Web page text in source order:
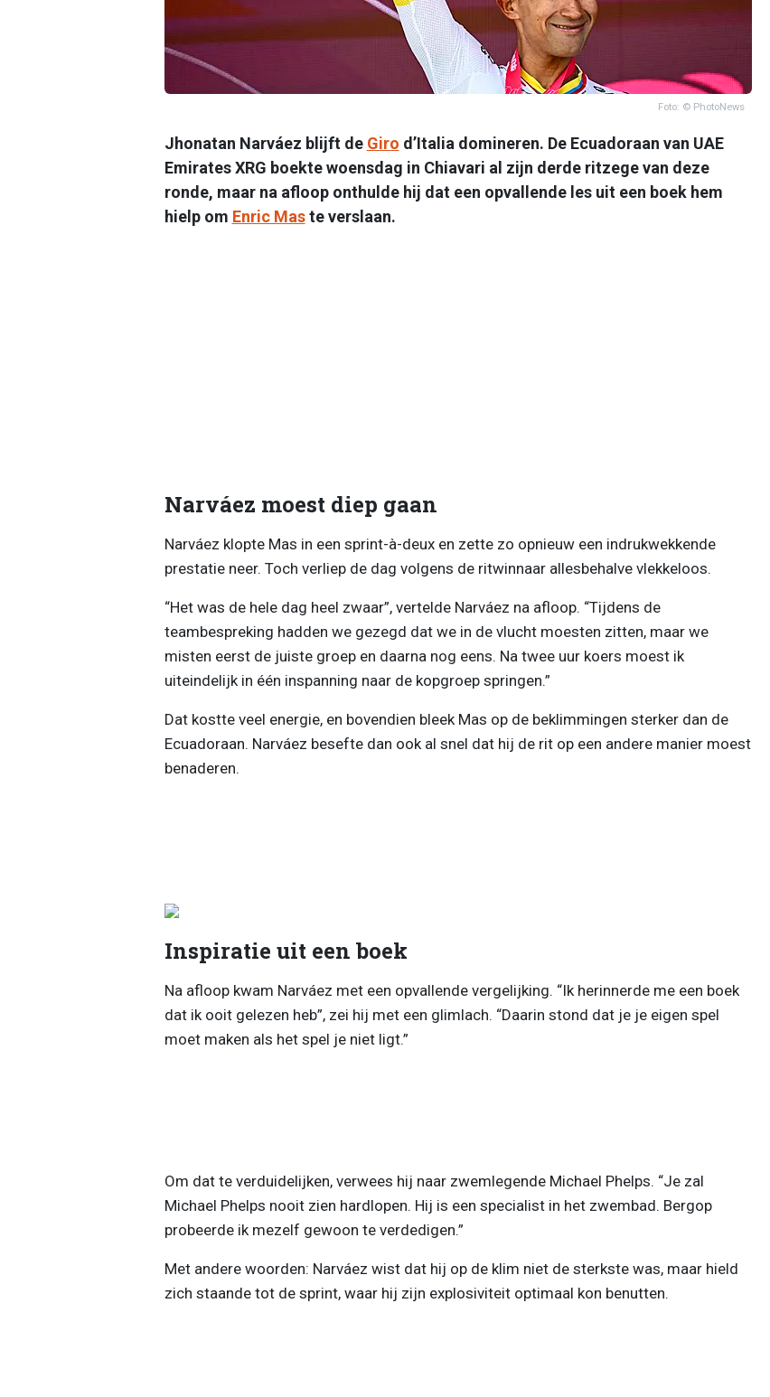
Foto: © PhotoNews
Jhonatan Narváez blijft de Giro d’Italia domineren. De Ecuadoraan van UAE
Emirates XRG boekte woensdag in Chiavari al zijn derde ritzege van deze
ronde, maar na afloop onthulde hij dat een opvallende les uit een boek hem
hielp om Enric Maste verslaan.
Narváez moest diep gaan
Narváez klopte Mas in een sprint-à-deux en zette zo opnieuw een indrukwekkende
prestatie neer. Toch verliep de dag volgens de ritwinnaar allesbehalve vlekkeloos.
“Het was de hele dag heel zwaar”, vertelde Narváez na afloop. “Tijdens de
teambespreking hadden we gezegd dat we in de vlucht moesten zitten, maar we
misten eerst de juiste groep en daarna nog eens. Na twee uur koers moest ik
uiteindelijk in één inspanning naar de kopgroep springen.”
Dat kostte veel energie, en bovendien bleek Mas op de beklimmingen sterker dan de
Ecuadoraan. Narváez besefte dan ook al snel dat hij de rit op een andere manier moest
benaderen.
Inspiratie uit een boek
Na afloop kwam Narváez met een opvallende vergelijking. “Ik herinnerde me een boek
dat ik ooit gelezen heb”, zei hij met een glimlach. “Daarin stond dat je je eigen spel
moet maken als het spel je niet ligt.”
Om dat te verduidelijken, verwees hij naar zwemlegende Michael Phelps. “Je zal
Michael Phelps nooit zien hardlopen. Hij is een specialist in het zwembad. Bergop
probeerde ik mezelf gewoon te verdedigen.”
Met andere woorden: Narváez wist dat hij op de klim niet de sterkste was, maar hield
zich staande tot de sprint, waar hij zijn explosiviteit optimaal kon benutten.